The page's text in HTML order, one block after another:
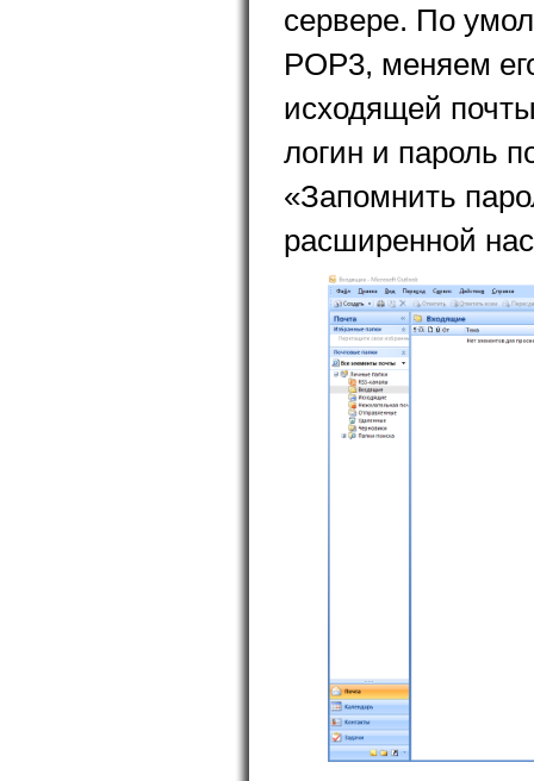
сервере. По
POP3, меняем
исходящей
логин и пароль
«Запомнить
расширенной